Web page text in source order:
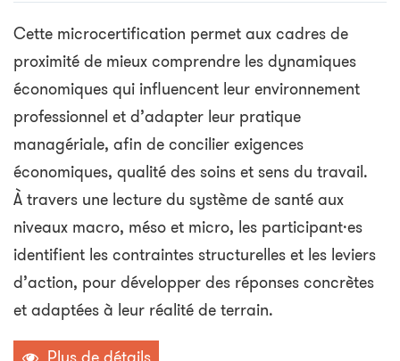
Cette microcertification permet aux cadres de
proximité de mieux comprendre les dynamiques
économiques qui influencent leur environnement
professionnel et d’adapter leur pratique
managériale, afin de concilier exigences
économiques, qualité des soins et sens du travail.
À travers une lecture du système de santé aux
niveaux macro, méso et micro, les participant·es
identifient les contraintes structurelles et les leviers
d’action, pour développer des réponses concrètes
et adaptées à leur réalité de terrain.